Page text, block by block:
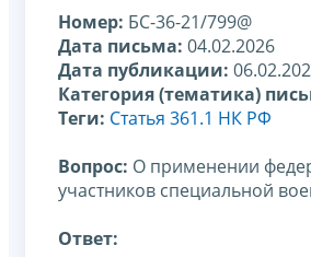
Номер: БС-36-21/799@
Дата письма: 04.02.2026
Дата публикации:
Категория (тематика)
Теги: Статья 361.1 НК РФ
Вопрос: О применении
участников специальной
Ответ: